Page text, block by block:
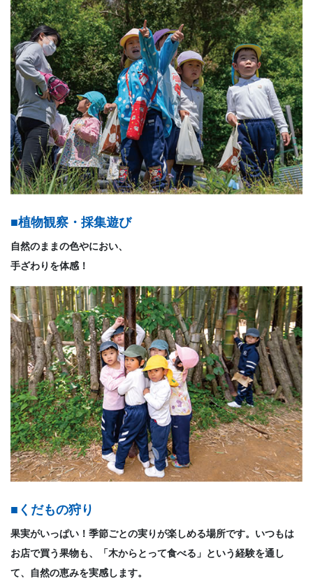
■植物観察・採集遊び
自然のままの色やにおい、
手ざわりを体感！
■くだもの狩り
果実がいっぱい！季節ごとの実りが楽しめる場所です。いつもは
お店で買う果物も、「木からとって食べる」という経験を通し
て、自然の恵みを実感します。